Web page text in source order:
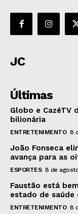
JC
Últimas
Globo e CazéTV
bilionária
ENTRETENIMENTO 8
João Fonseca
avança para as
ESPORTES 8 de
Faustão está
estado de
ENTRETENIMENTO 8